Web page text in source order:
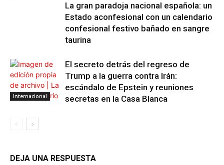
La gran paradoja nacional española: un
Estado aconfesional con un calendario
confesional festivo bañado en sangre
taurina
Internacional
El secreto detrás del regreso de
Trump a la guerra contra Irán:
escándalo de Epstein y reuniones
secretas en la Casa Blanca
DEJA UNA RESPUESTA